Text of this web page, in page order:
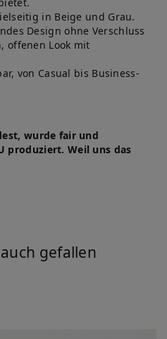
in Beige und Grau.
Design ohne Verschluss
offenen Look mit
von Casual bis Business-
wurde fair und
produziert. Weil uns das
gefallen